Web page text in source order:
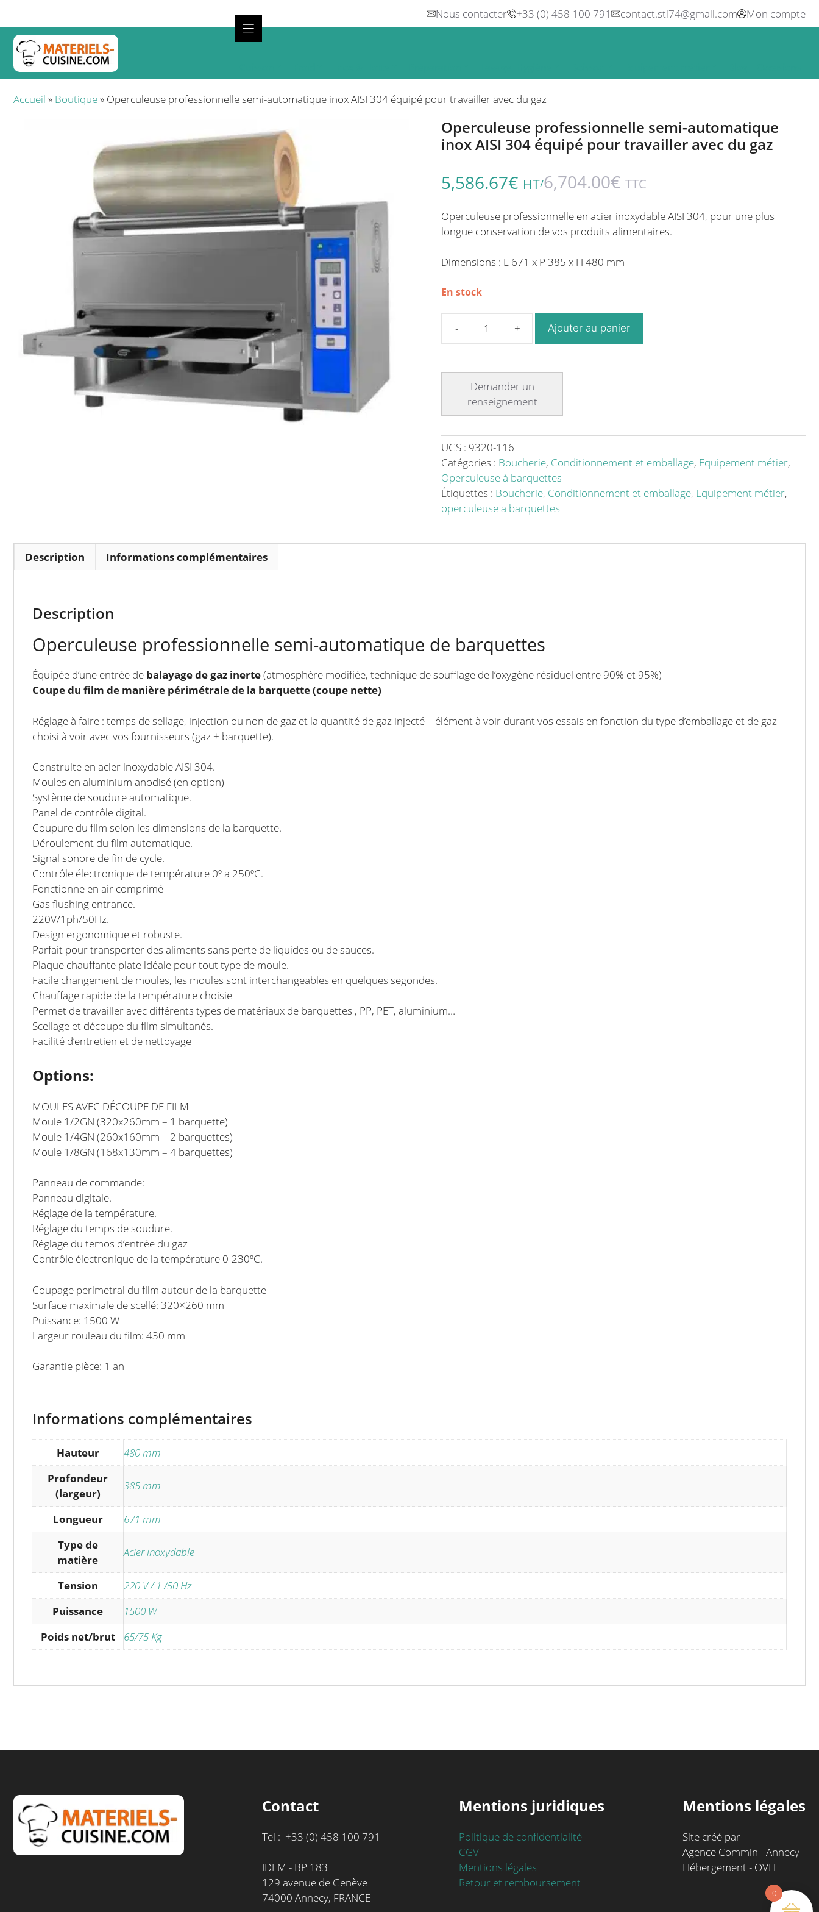
contenu
Nous contacter +33 (0) 458 100 791 contact.stl74@gmail.com Mon compte
Accueil » Boutique» Operculeuse professionnelle semi-automatique inox AISI 304 équipé pour travailler avec du gaz
Operculeuse professionnelle semi-automatique
inox AISI 304 équipé pour travailler avec du gaz
5,586.67€ HT/6,704.00€ TTC
Operculeuse professionnelle en acier inoxydable AISI 304, pour une plus
longue conservation de vos produits alimentaires.
Dimensions : L 671 x P 385 x H 480 mm
En stock
professionnelle
automatique
AISI
304
équipé
pour
travailler
avec
gaz
Ajouter au panier
UGS : 9320-116
Catégories : Boucherie, Conditionnement et emballage, Equipement métier,
Operculeuse à barquettes
Étiquettes : Boucherie, Conditionnement et emballage, Equipement métier,
operculeuse a barquettes
Description Informations complémentaires
Description
Operculeuse professionnelle semi-automatique de barquettes
Équipée d’une entrée de balayage de gaz inerte(atmosphère modifiée, technique de soufflage de l’oxygène résiduel entre 90% et 95%)
Coupe du film de manière périmétrale de la barquette (coupe nette)
Réglage à faire : temps de sellage, injection ou non de gaz et la quantité de gaz injecté – élément à voir durant vos essais en fonction du type d’emballage et de gaz
choisi à voir avec vos fournisseurs (gaz + barquette).
Construite en acier inoxydable AISI 304.
Moules en aluminium anodisé (en option)
Système de soudure automatique.
Panel de contrôle digital.
Coupure du film selon les dimensions de la barquette.
Déroulement du film automatique.
Signal sonore de fin de cycle.
Contrôle électronique de température 0º a 250ºC.
Fonctionne en air comprimé
Gas flushing entrance.
220V/1ph/50Hz.
Design ergonomique et robuste.
Parfait pour transporter des aliments sans perte de liquides ou de sauces.
Plaque chauffante plate idéale pour tout type de moule.
Facile changement de moules, les moules sont interchangeables en quelques segondes.
Chauffage rapide de la température choisie
Permet de travailler avec différents types de matériaux de barquettes , PP, PET, aluminium…
Scellage et découpe du film simultanés.
Facilité d’entretien et de nettoyage
Options:
MOULES AVEC DÉCOUPE DE FILM
Moule 1/2GN (320x260mm – 1 barquette)
Moule 1/4GN (260x160mm – 2 barquettes)
Moule 1/8GN (168x130mm – 4 barquettes)
Panneau de commande:
Panneau digitale.
Réglage de la température.
Réglage du temps de soudure.
Réglage du temos d’entrée du gaz
Contrôle électronique de la température 0-230ºC.
Coupage perimetral du film autour de la barquette
Surface maximale de scellé: 320×260 mm
Puissance: 1500 W
Largeur rouleau du film: 430 mm
Garantie pièce: 1 an
Informations complémentaires
Hauteur
480 mm
Profondeur
(largeur)
385 mm
Longueur
671 mm
Type de
matière
Acier inoxydable
Tension
220 V / 1 /50 Hz
Puissance
1500 W
Poids net/brut
65/75 Kg
Contact
Tel : +33 (0) 458 100 791
IDEM - BP 183
129 avenue de Genève
74000 Annecy, FRANCE
Mentions juridiques
Politique de confidentialité
CGV
Mentions légales
Retour et remboursement
Mentions légales
Site créé par
Agence Commin - Annecy
Hébergement - OVH
0